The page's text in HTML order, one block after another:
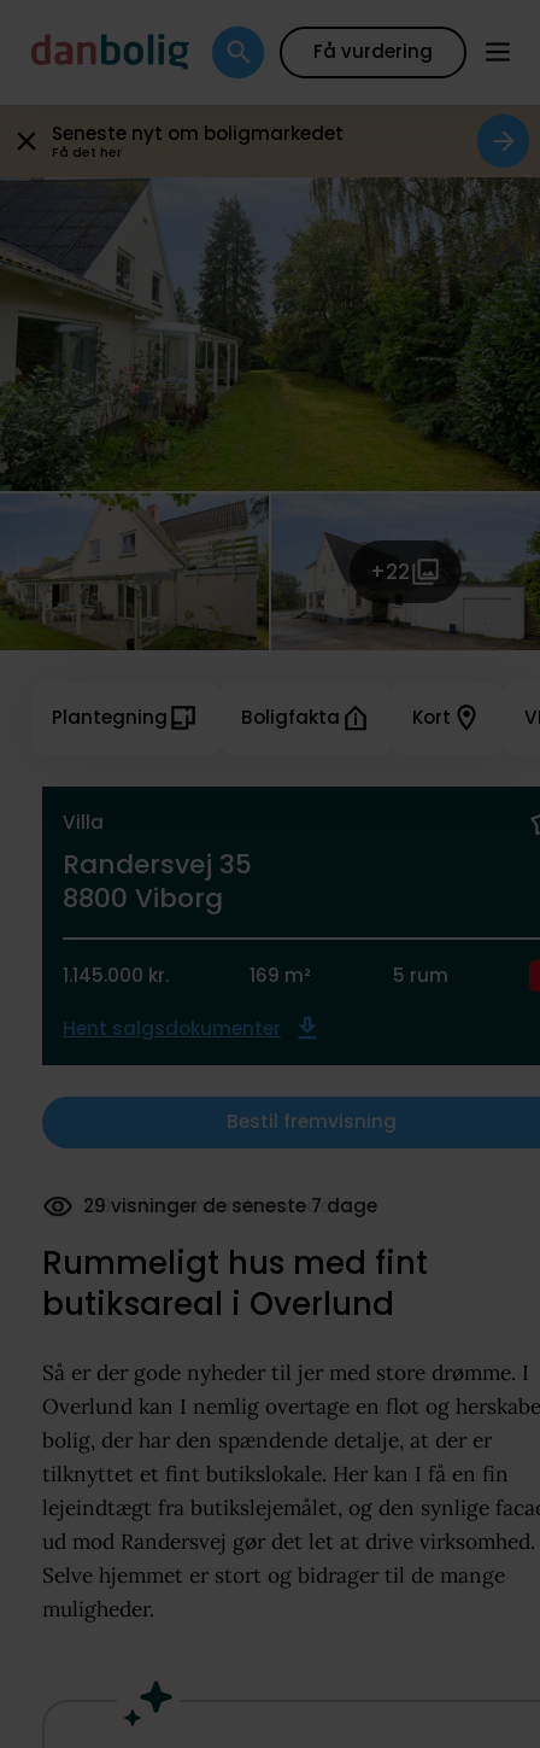
Få vurdering
Seneste nyt om boligmarkedet
Få det her
+22
Villa
Randersvej 35
8800 Viborg
1.145.000 kr. 169 m² 5 rum
Hent salgsdokumenter
Bestil fremvisning
Plantegning Boligfakta Kort
129 dokumenter downloadet
Rummeligt hus med fint
butiksareal i Overlund
Så er der gode nyheder til jer med store drømme. I
Overlund kan I nemlig overtage en flot og
bolig, der har den spændende detalje, at der er
tilknyttet et fint butikslokale. Her kan I få en fin
lejeindtægt fra butikslejemålet, og den synlige
ud mod Randersvej gør det let at drive virksomhed.
Selve hjemmet er stort og bidrager til de mange
muligheder.
Boligfakta Kort VR Beregn boliglån